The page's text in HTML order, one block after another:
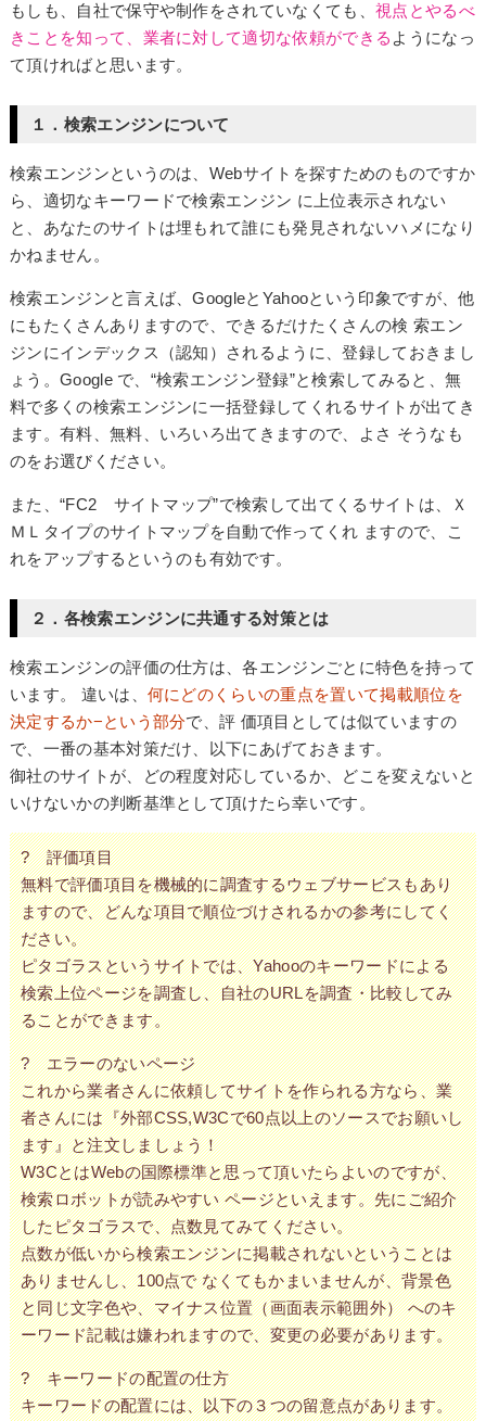
もしも、自社で保守や制作をされていなくても、 視点とやるべ
きことを知って、業者に対して適切な依頼ができる ようになっ
て頂ければと思います。
１．検索エンジンについて
検索エンジンというのは、Webサイトを探すためのものですか
ら、適切なキーワードで検索エンジン に上位表示されない
と、あなたのサイトは埋もれて誰にも発見されないハメになり
かねません。
検索エンジンと言えば、GoogleとYahooという印象ですが、他
にもたくさんありますので、できるだけたくさんの検 索エン
ジンにインデックス（認知）されるように、登録しておきまし
ょう。Google で、“検索エンジン登録”と検索してみると、無
料で多くの検索エンジンに一括登録してくれるサイトが出てき
ます。有料、無料、いろいろ出てきますので、よさ そうなも
のをお選びください。
また、“FC2 サイトマップ”で検索して出てくるサイトは、Ｘ
ＭＬタイプのサイトマップを自動で作ってくれ ますので、こ
れをアップするというのも有効です。
２．各検索エンジンに共通する対策とは
検索エンジンの評価の仕方は、各エンジンごとに特色を持って
います。 違いは、 何にどのくらいの重点を置いて掲載順位を
決定するか−という部分で、評 価項目としては似ていますの
で、一番の基本対策だけ、以下にあげておきます。
御社のサイトが、どの程度対応しているか、どこを変えないと
いけないかの判断基準として頂けたら幸いです。
? 評価項目
無料で評価項目を機械的に調査するウェブサービスもあり
ますので、どんな項目で順位づけされるかの参考にしてく
ださい。
ピタゴラスというサイトでは、Yahooのキーワードによる
検索上位ページを調査し、自社のURLを調査・比較してみ
ることができます。
? エラーのないページ
これから業者さんに依頼してサイトを作られる方なら、業
者さんには『外部CSS,W3Cで60点以上のソースでお願いし
ます』と注文しましょう！
W3CとはWebの国際標準と思って頂いたらよいのですが、
検索ロボットが読みやすい ページといえます。先にご紹介
したピタゴラスで、点数見てみてください。
点数が低いから検索エンジンに掲載されないということは
ありませんし、100点で なくてもかまいませんが、背景色
と同じ文字色や、マイナス位置（画面表示範囲外） へのキ
ーワード記載は嫌われますので、変更の必要があります。
? キーワードの配置の仕方
キーワードの配置には、以下の３つの留意点があります。